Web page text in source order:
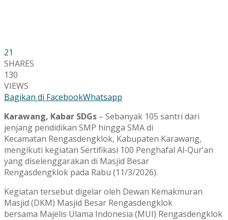
21
SHARES
130
VIEWS
Bagikan di FacebookWhatsapp
Karawang, Kabar SDGs – Sebanyak 105 santri dari
jenjang pendidikan SMP hingga SMA di
Kecamatan Rengasdengklok, Kabupaten Karawang,
mengikuti kegiatan Sertifikasi 100 Penghafal Al-Qur’an
yang diselenggarakan di Masjid Besar
Rengasdengklok pada Rabu (11/3/2026).
Kegiatan tersebut digelar oleh Dewan Kemakmuran
Masjid (DKM) Masjid Besar Rengasdengklok
bersama Majelis Ulama Indonesia (MUI) Rengasdengklok